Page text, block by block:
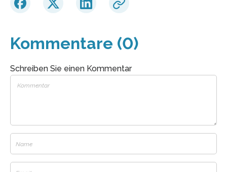
Kommentare (0)
Schreiben Sie einen Kommentar